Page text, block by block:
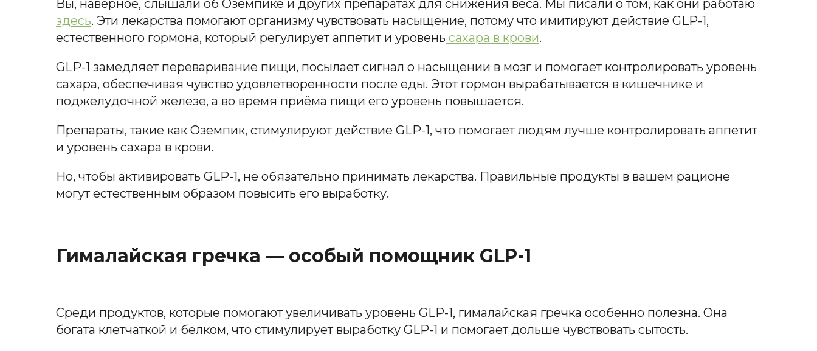
Вы, наверное, слышали об Оземпике и других препаратах для снижения веса. Мы писали о том, как они работаю
здесь. Эти лекарства помогают организму чувствовать насыщение, потому что имитируют действие GLP-1,
естественного гормона, который регулирует аппетит и уровень сахара в крови.
GLP-1 замедляет переваривание пищи, посылает сигнал о насыщении в мозг и помогает контролировать уровень
сахара, обеспечивая чувство удовлетворенности после еды. Этот гормон вырабатывается в кишечнике и
поджелудочной железе, а во время приёма пищи его уровень повышается.
Препараты, такие как Оземпик, стимулируют действие GLP-1, что помогает людям лучше контролировать аппетит
и уровень сахара в крови.
Но, чтобы активировать GLP-1, не обязательно принимать лекарства. Правильные продукты в вашем рационе
могут естественным образом повысить его выработку.
Гималайская гречка — особый помощник GLP-1
Среди продуктов, которые помогают увеличивать уровень GLP-1, гималайская гречка особенно полезна. Она
богата клетчаткой и белком, что стимулирует выработку GLP-1 и помогает дольше чувствовать сытость.